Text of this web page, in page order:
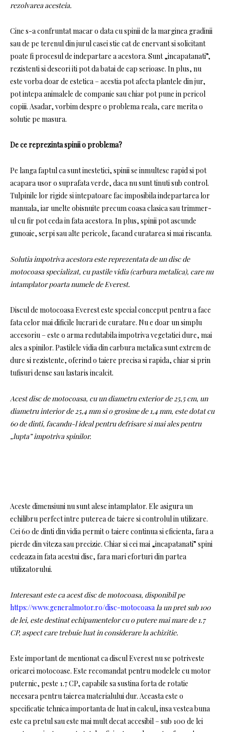
rezolvarea acesteia.
Cine s-a confruntat macar o data cu spinii de la marginea gradinii
sau de pe terenul din jurul casei stie cat de enervant si solicitant
poate fi procesul de indepartare a acestora. Sunt „incapatanati”,
rezistenti si deseori iti pot da batai de cap serioase. In plus, nu
este vorba doar de estetica – acestia pot afecta plantele din jur,
pot intepa animalele de companie sau chiar pot pune in pericol
copiii. Asadar, vorbim despre o problema reala, care merita o
solutie pe masura.
De ce reprezinta spinii o problema?
Pe langa faptul ca sunt inestetici, spinii se inmultesc rapid si pot
acapara usor o suprafata verde, daca nu sunt tinuti sub control.
Tulpinile lor rigide si intepatoare fac imposibila indepartarea lor
manuala, iar unelte obisnuite precum coasa clasica sau trimmer-
ul cu fir pot ceda in fata acestora. In plus, spinii pot ascunde
gunoaie, serpi sau alte pericole, facand curatarea si mai riscanta.
Solutia impotriva acestora este reprezentata de un disc de
motocoasa specializat, cu pastile vidia (carbura metalica), care nu
intamplator poarta numele de Everest.
Discul de motocoasa Everest este special conceput pentru a face
fata celor mai dificile lucrari de curatare. Nu e doar un simplu
accesoriu – este o arma redutabila impotriva vegetatiei dure, mai
ales a spinilor. Pastilele vidia din carbura metalica sunt extrem de
dure si rezistente, oferind o taiere precisa si rapida, chiar si prin
tufisuri dense sau lastaris incalcit.
Acest disc de motocoasa, cu un diametru exterior de 25,5 cm, un
diametru interior de 25,4 mm si o grosime de 1,4 mm, este dotat cu
60 de dinti, facandu-l ideal pentru defrisare si mai ales pentru
„lupta” impotriva spinilor.
Aceste dimensiuni nu sunt alese intamplator. Ele asigura un
echilibru perfect intre puterea de taiere si controlul in utilizare.
Cei 60 de dinti din vidia permit o taiere continua si eficienta, fara a
pierde din viteza sau precizie. Chiar si cei mai „incapatanati” spini
cedeaza in fata acestui disc, fara mari eforturi din partea
utilizatorului.
Interesant este ca acest disc de motocoasa, disponibil pe
https://www.generalmotor.ro/disc-motocoasala un pret sub 100
de lei, este destinat echipamentelor cu o putere mai mare de 1.7
CP, aspect care trebuie luat in considerare la achizitie.
Este important de mentionat ca discul Everest nu se potriveste
oricarei motocoase. Este recomandat pentru modelele cu motor
puternic, peste 1.7 CP, capabile sa sustina forta de rotatie
necesara pentru taierea materialului dur. Aceasta este o
specificatie tehnica importanta de luat in calcul, insa vestea buna
este ca pretul sau este mai mult decat accesibil – sub 100 de lei